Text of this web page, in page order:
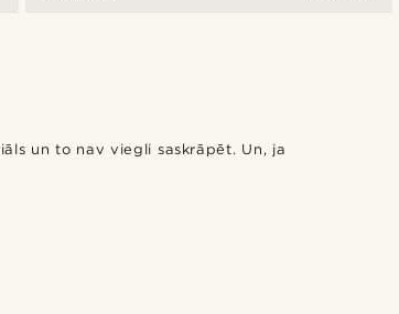
un to nav viegli saskrāpēt. Un, ja